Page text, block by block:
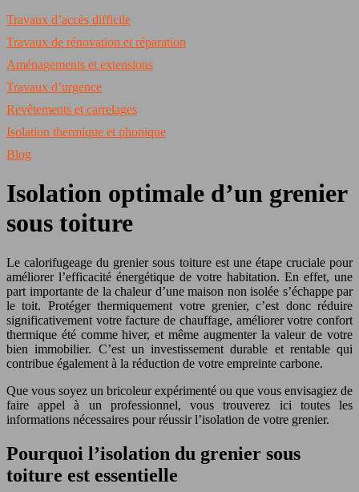
Travaux d’accès difficile
Travaux de rénovation et réparation
Aménagements et extensions
Travaux d’urgence
Revêtements et carrelages
Isolation thermique et phonique
Blog
Isolation optimale d’un grenier
sous toiture
Le calorifugeage du grenier sous toiture est une étape cruciale pour
améliorer l’efficacité énergétique de votre habitation. En effet, une
part importante de la chaleur d’une maison non isolée s’échappe par
le toit. Protéger thermiquement votre grenier, c’est donc réduire
significativement votre facture de chauffage, améliorer votre confort
thermique été comme hiver, et même augmenter la valeur de votre
bien immobilier. C’est un investissement durable et rentable qui
contribue également à la réduction de votre empreinte carbone.
Que vous soyez un bricoleur expérimenté ou que vous envisagiez de
faire appel à un professionnel, vous trouverez ici toutes les
informations nécessaires pour réussir l’isolation de votre grenier.
Pourquoi l’isolation du grenier sous
toiture est essentielle